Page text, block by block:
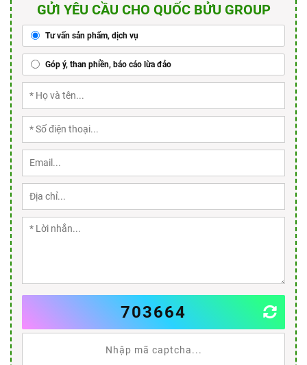
GỬI YÊU CẦU CHO QUỐC BỬU GROUP
Tư vấn sản phẩm, dịch vụ
Góp ý, than phiền, báo cáo lừa đảo
703664